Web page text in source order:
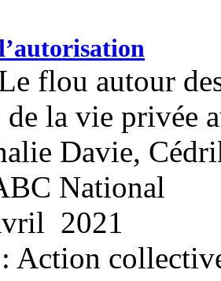
flou autour
la vie privée
Davie,
National
2021
Action